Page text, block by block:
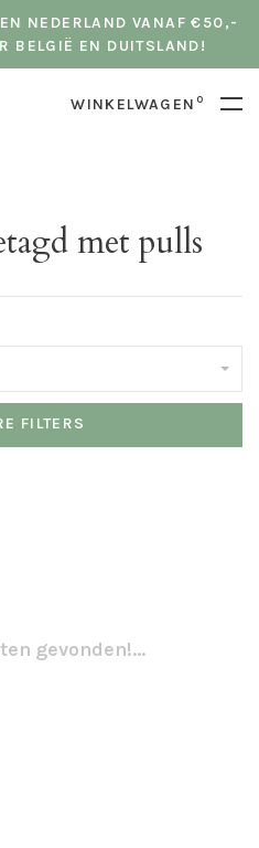
NEDERLAND VANAF €50,-
BELGIË EN DUITSLAND!
WINKELWAGEN 0
met pulls
FILTERS
gevonden!...